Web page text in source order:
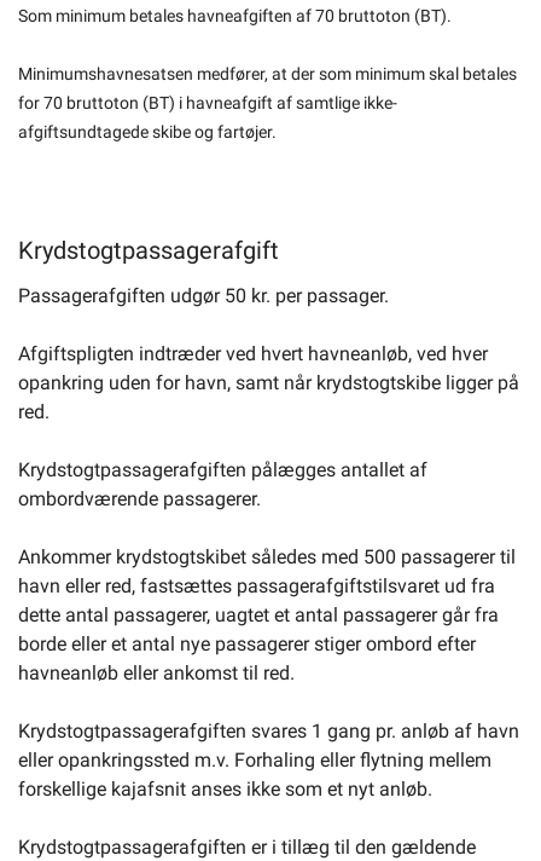
Som minimum betales havneafgiften af 70 bruttoton (BT).
Minimumshavnesatsen medfører, at der som minimum skal betales
for 70 bruttoton (BT) i havneafgift af samtlige ikke-
afgiftsundtagede skibe og fartøjer.
Krydstogtpassagerafgift
Passagerafgiften udgør 50 kr. per passager.
Afgiftspligten indtræder ved hvert havneanløb, ved hver
opankring uden for havn, samt når krydstogtskibe ligger på
red.
Krydstogtpassagerafgiften pålægges antallet af
ombordværende passagerer.
Ankommer krydstogtskibet således med 500 passagerer til
havn eller red, fastsættes passagerafgiftstilsvaret ud fra
dette antal passagerer, uagtet et antal passagerer går fra
borde eller et antal nye passagerer stiger ombord efter
havneanløb eller ankomst til red.
Krydstogtpassagerafgiften svares 1 gang pr. anløb af havn
eller opankringssted m.v. Forhaling eller flytning mellem
forskellige kajafsnit anses ikke som et nyt anløb.
Krydstogtpassagerafgiften er i tillæg til den gældende